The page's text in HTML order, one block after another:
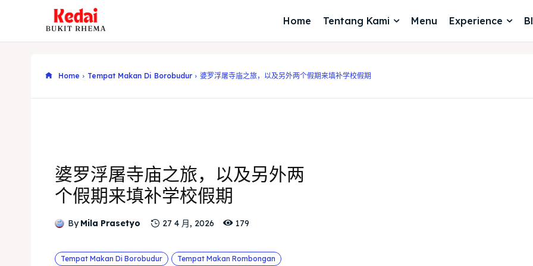
Home Tentang Kami Menu Experience
Home Tempat Makan Di Borobudur 婆罗浮屠寺庙之旅，以及另外两个假期来填补学校假期
婆罗浮屠寺庙之旅，以及另外两
个假期来填补学校假期
By Mila Prasetyo 27 4 月, 2026 179
Tempat Makan Di Borobudur
Tempat Makan Rombongan